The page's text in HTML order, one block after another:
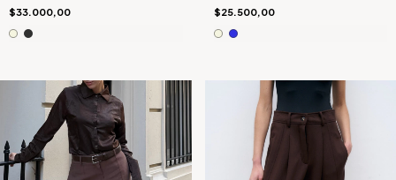
$33.000,00 $25.500,00